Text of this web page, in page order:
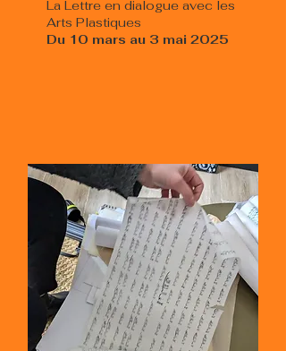
La Lettre en dialogue avec les
Arts Plastiques
Du 10 mars au 3 mai 2025